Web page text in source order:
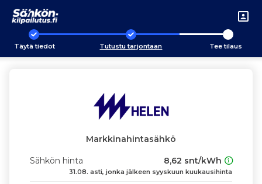
Täytä tiedot Tutustu tarjontaan Tee tilaus
Markkinahintasähkö
Sähkön hinta 8,62 snt/kWh
31.08. asti, jonka jälkeen syyskuun kuukausihinta